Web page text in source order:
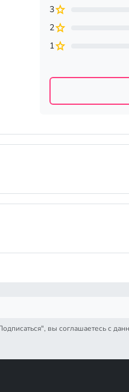
3
2
1
вы соглашаетесь с